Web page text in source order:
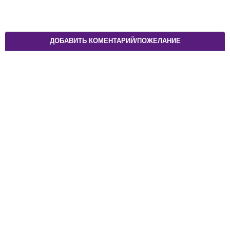
ДОБАВИТЬ КОМЕНТАРИЙ/ПОЖЕЛАНИЕ